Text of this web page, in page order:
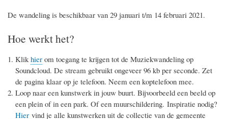
De wandeling is beschikbaar van 29 januari t/m 14 februari 2021.
Hoe werkt het?
Klik hier om toegang te krijgen tot de Muziekwandeling op
Soundcloud. De stream gebruikt ongeveer 96 kb per seconde. Zet
de pagina klaar op je telefoon. Neem een koptelefoon mee.
Loop naar een kunstwerk in jouw buurt. Bijvoorbeeld een beeld op
een plein of in een park. Of een muurschildering. Inspiratie nodig?
Hier vind je alle kunstwerken uit de collectie van de gemeente